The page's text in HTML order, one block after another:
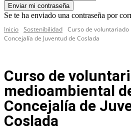
Se te ha enviado una contraseña por
Inicio Sostenibilidad Curso de
Concejalía de Juventud de Coslada
Curso de
medioambiental
Concejalía de
Coslada